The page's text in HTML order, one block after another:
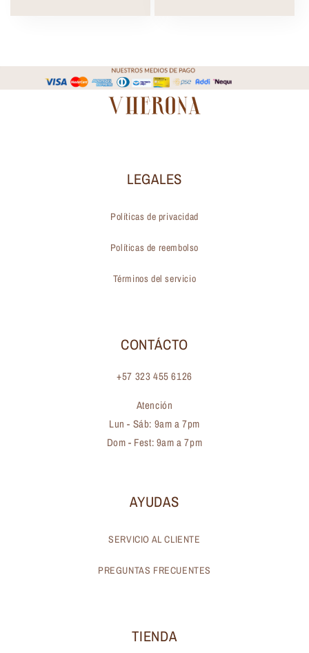
LEGALES
Políticas de privacidad
Políticas de reembolso
Términos del servicio
CONTÁCTO
+57 323 455 6126
Atención
Lun - Sáb: 9am a 7pm
Dom - Fest: 9am a 7pm
AYUDAS
SERVICIO AL CLIENTE
PREGUNTAS FRECUENTES
TIENDA